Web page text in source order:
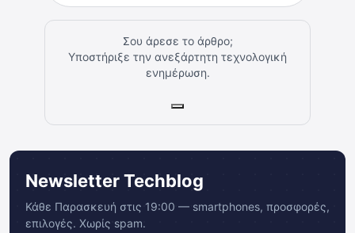
Σου άρεσε το άρθρο;
Υποστήριξε την ανεξάρτητη τεχνολογική
ενημέρωση.
Newsletter Techblog
Κάθε Παρασκευή στις 19:00 — smartphones, προσφορές,
επιλογές. Χωρίς spam.